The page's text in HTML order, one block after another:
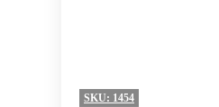
SKU: 1454